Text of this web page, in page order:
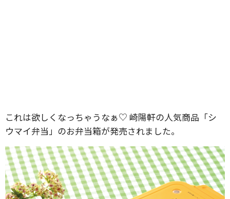
これは欲しくなっちゃうなぁ♡ 崎陽軒の人気商品「シ
ウマイ弁当」のお弁当箱が発売されました。